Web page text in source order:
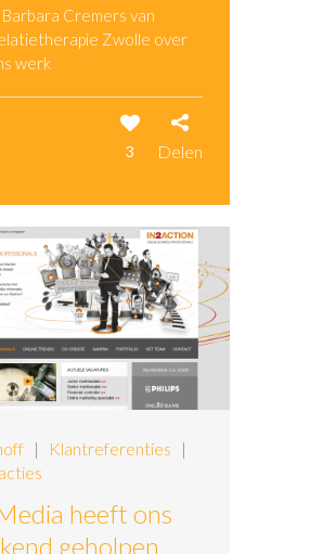
Cremers van
Zwolle over
werk
3 Delen
| Klantreferenties |
heeft ons
geholpen